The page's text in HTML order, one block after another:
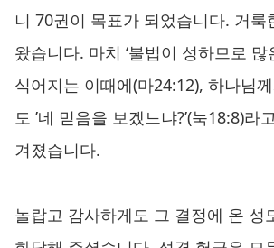
니 70권이 목표가 되었습니다. 거룩
왔습니다. 마치 ‘불법이 성하므로
식어지는 이때에(마24:12), 하나님
도 ’네 믿음을 보겠느냐?’(눅18:8)라
겨졌습니다.
놀랍고 감사하게도 그 결정에 온 성